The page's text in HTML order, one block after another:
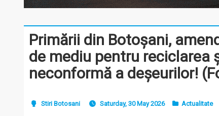
Primării din Botoșani,
de mediu pentru reciclarea
neconformă a deșeurilor!
Stiri Botosani Saturday, 30 May 2026 Actualitate